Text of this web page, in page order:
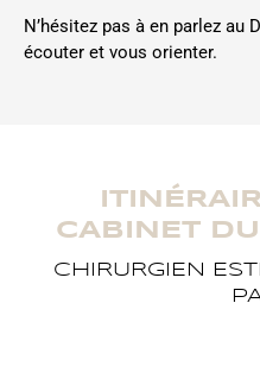
N’hésitez pas à en parlez au
écouter et vous orienter.
CABINET
CHIRURGIEN